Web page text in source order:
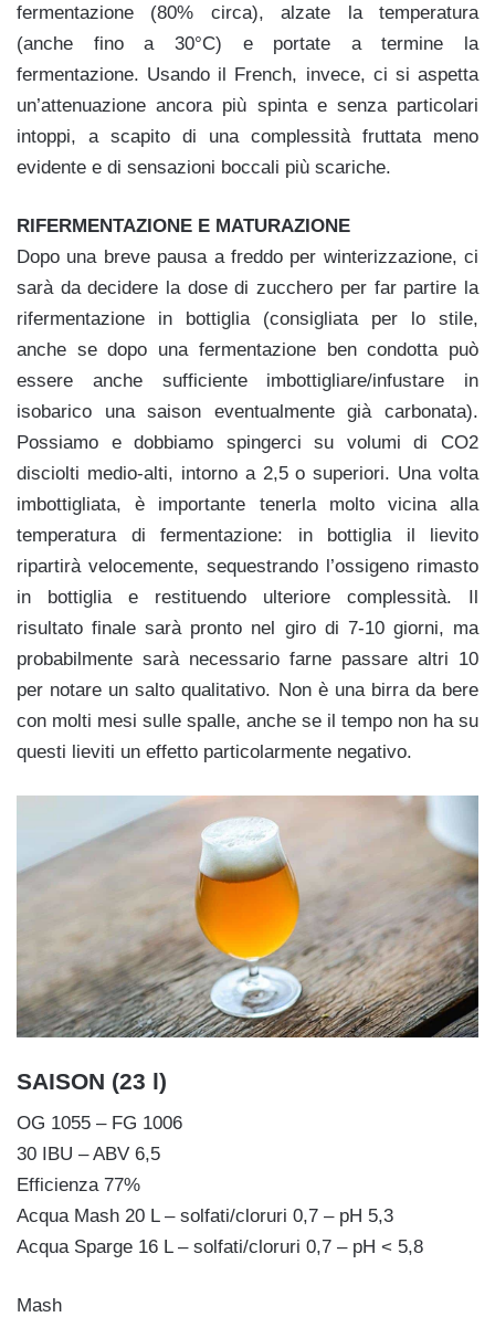
fermentazione (80% circa), alzate la temperatura
(anche fino a 30°C) e portate a termine la
fermentazione. Usando il French, invece, ci si aspetta
un’attenuazione ancora più spinta e senza particolari
intoppi, a scapito di una complessità fruttata meno
evidente e di sensazioni boccali più scariche.
RIFERMENTAZIONE E MATURAZIONE
Dopo una breve pausa a freddo per winterizzazione, ci
sarà da decidere la dose di zucchero per far partire la
rifermentazione in bottiglia (consigliata per lo stile,
anche se dopo una fermentazione ben condotta può
essere anche sufficiente imbottigliare/infustare in
isobarico una saison eventualmente già carbonata).
Possiamo e dobbiamo spingerci su volumi di CO2
disciolti medio-alti, intorno a 2,5 o superiori. Una volta
imbottigliata, è importante tenerla molto vicina alla
temperatura di fermentazione: in bottiglia il lievito
ripartirà velocemente, sequestrando l’ossigeno rimasto
in bottiglia e restituendo ulteriore complessità. Il
risultato finale sarà pronto nel giro di 7-10 giorni, ma
probabilmente sarà necessario farne passare altri 10
per notare un salto qualitativo. Non è una birra da bere
con molti mesi sulle spalle, anche se il tempo non ha su
questi lieviti un effetto particolarmente negativo.
SAISON (23 l)
OG 1055 – FG 1006
30 IBU – ABV 6,5
Efficienza 77%
Acqua Mash 20 L – solfati/cloruri 0,7 – pH 5,3
Acqua Sparge 16 L – solfati/cloruri 0,7 – pH < 5,8
Mash